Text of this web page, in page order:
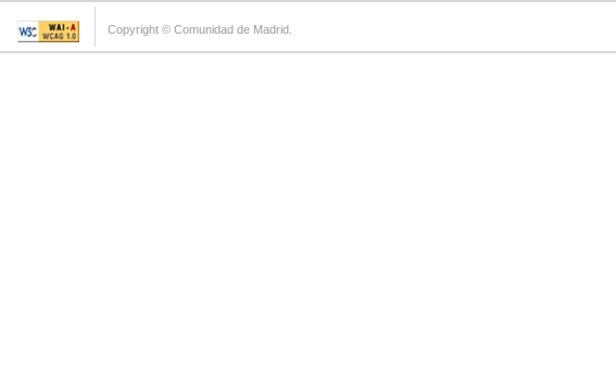
Copyright © Comunidad de Madrid.